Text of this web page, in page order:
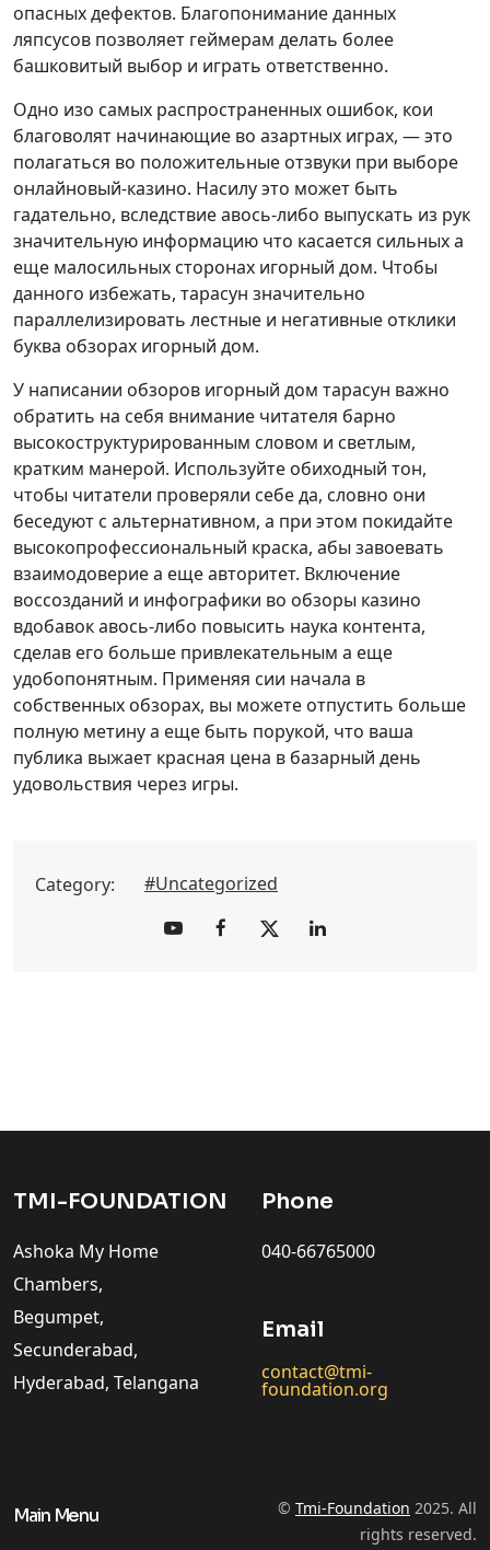
опасных дефектов. Благопонимание данных
ляпсусов позволяет геймерам делать более
башковитый выбор и играть ответственно.
Одно изо самых распространенных ошибок, кои
благоволят начинающие во азартных играх, — это
полагаться во положительные отзвуки при выборе
онлайновый-казино. Насилу это может быть
гадательно, вследствие авось-либо выпускать из рук
значительную информацию что касается сильных а
еще малосильных сторонах игорный дом. Чтобы
данного избежать, тарасун значительно
параллелизировать лестные и негативные отклики
буква обзорах игорный дом.
У написании обзоров игорный дом тарасун важно
обратить на себя внимание читателя барно
высокоструктурированным словом и светлым,
кратким манерой. Используйте обиходный тон,
чтобы читатели проверяли себе да, словно они
беседуют с альтернативном, а при этом покидайте
высокопрофессиональный краска, абы завоевать
взаимодоверие а еще авторитет. Включение
воссозданий и инфографики во обзоры казино
вдобавок авось-либо повысить наука контента,
сделав его больше привлекательным а еще
удобопонятным. Применяя сии начала в
собственных обзорах, вы можете отпустить больше
полную метину а еще быть порукой, что ваша
публика выжает красная цена в базарный день
удовольствия через игры.
Category: #Uncategorized
TMI-FOUNDATION
Ashoka My Home
Chambers,
Begumpet,
Secunderabad,
Hyderabad, Telangana
Phone
040-66765000
Email
contact@tmi-
foundation.org
Main Menu © Tmi-Foundation 2025. All
rights reserved.